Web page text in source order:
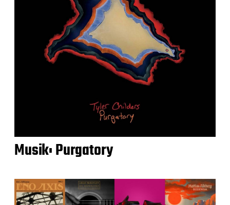
Musik: Purgatory